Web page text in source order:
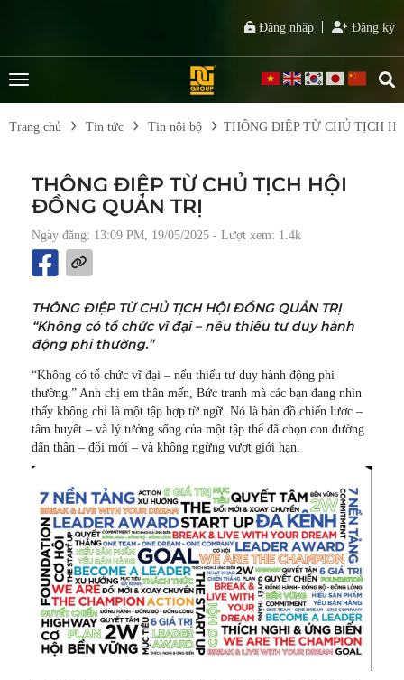
Đăng nhập Đăng ký
Trang chủ Tin tức Tin nội bộ THÔNG ĐIỆP TỪ CHỦ TỊCH
THÔNG ĐIỆP TỪ CHỦ TỊCH HỘI
ĐỒNG QUẢN TRỊ
Ngày đăng: 13:09 PM, 19/05/2025 - Lượt xem: 1.4k
THÔNG ĐIỆP TỪ CHỦ TỊCH HỘI ĐỒNG QUẢN TRỊ
“Không có tổ chức vĩ đại – nếu thiếu tư duy hành
động phi thường.”
“Không có tổ chức vĩ đại – nếu thiếu tư duy hành động phi
thường.” Anh chị em thân mến, Bức tranh mà các bạn đang nhìn
thấy không chỉ là một tập hợp từ ngữ. Nó là bản đồ chiến lược –
tâm huyết – và lý tưởng sống của một tập thể đã chọn con đường
dấn thân – đổi mới – và không ngừng vượt giới hạn.